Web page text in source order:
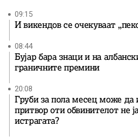
09:15
И викендов се очекуваат
08:44
Бујар бара знаци и на
граничните премини
20:08
Груби за пола месец може да
притвор оти обвинителот не
истрагата?